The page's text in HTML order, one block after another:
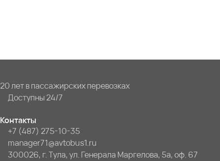
20 лет в пассажирских перевозках
Доступны 24/7
Контакты
+7 (487) 275-10-35
manager71@avtobus1.ru
300026, г. Тула, ул. Генерала Маргелова, 5а, оф. 67